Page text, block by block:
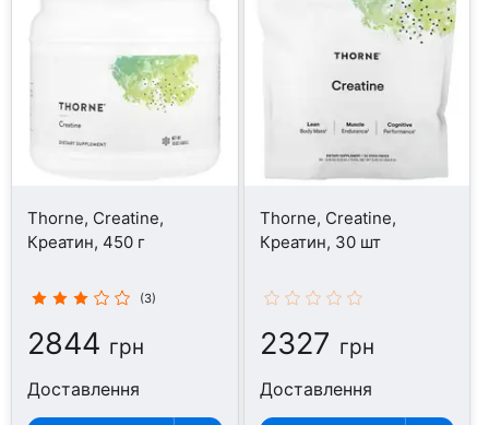
Thorne, Creatine,
Креатин, 450 г
(3)
2844 грн
Доставлення
Thorne, Creatine,
Креатин, 30 шт
2327 грн
Доставлення